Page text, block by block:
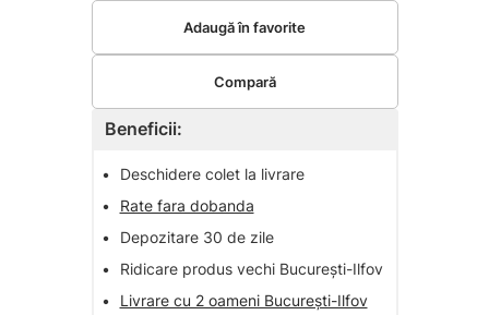
Beneficii:
•
Deschidere colet la livrare
•
Rate fara dobanda
•
Depozitare 30 de zile
•
Ridicare produs vechi București-Ilfov
•
Livrare cu 2 oameni București-Ilfov
Adaugă în favorite
Compară